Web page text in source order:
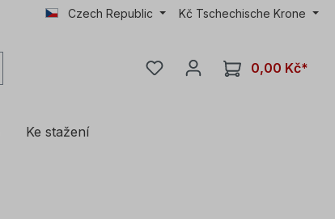
Czech Republic Kč Tschechische Krone
0,00 Kč*
Ke stažení